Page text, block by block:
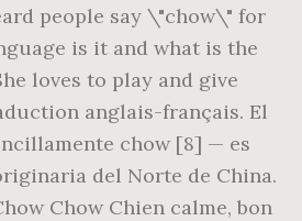
people say \"chow\" for
is it and what is the
loves to play and give
anglais-français. El
chow [8] — es
del Norte de China.
Chow Chien calme, bon